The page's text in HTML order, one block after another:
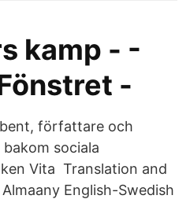
kamp - -
-
författare och
sociala
Vita Translation and
English-Swedish